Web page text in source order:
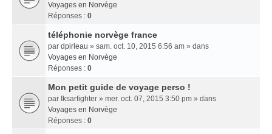
Voyages en Norvège
Réponses : 0
téléphonie norvège france
par dpirleau » sam. oct. 10, 2015 6:56 am » dans
Voyages en Norvège
Réponses : 0
Mon petit guide de voyage perso !
par Iksarfighter » mer. oct. 07, 2015 3:50 pm » dans
Voyages en Norvège
Réponses : 0